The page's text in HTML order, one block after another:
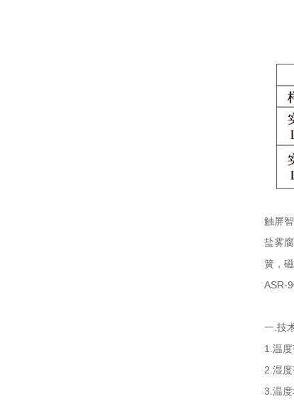
触屏
盐雾
簧，
ASR-
外
一.技
1.温
2.湿
3.温